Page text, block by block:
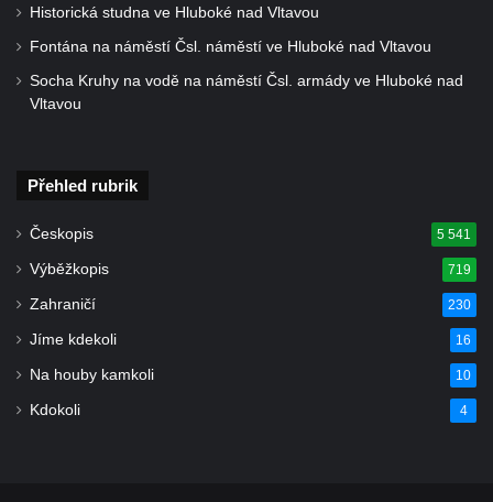
Kaple západně od Veltěž u silnice do
Kaple Panny Marie Růžencové na návsi v
Konětopech
Touchovicích
Kaple u polní cesty východně od zámku v
Jimlíně
Historická studna ve Hluboké nad Vltavou
Fontána na náměstí Čsl. náměstí ve Hluboké nad Vltavou
Socha Kruhy na vodě na náměstí Čsl. armády ve Hluboké nad
Vltavou
Přehled rubrik
Českopis 5 541
Výběžkopis 719
Zahraničí 230
Jíme kdekoli 16
Na houby kamkoli 10
Kdokoli 4